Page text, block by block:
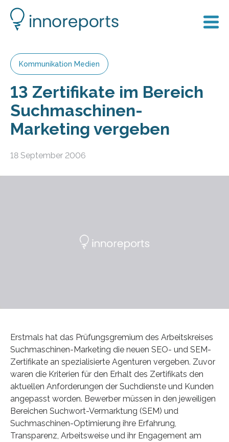
Kommunikation Medien
13 Zertifikate im Bereich
Suchmaschinen-
Marketing vergeben
18 September 2006
Erstmals hat das Prüfungsgremium des Arbeitskreises
Suchmaschinen-Marketing die neuen SEO- und SEM-
Zertifikate an spezialisierte Agenturen vergeben. Zuvor
waren die Kriterien für den Erhalt des Zertifikats den
aktuellen Anforderungen der Suchdienste und Kunden
angepasst worden. Bewerber müssen in den jeweiligen
Bereichen Suchwort-Vermarktung (SEM) und
Suchmaschinen-Optimierung ihre Erfahrung,
Transparenz, Arbeitsweise und ihr Engagement am